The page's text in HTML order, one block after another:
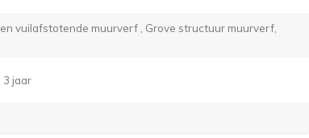
vuilafstotende muurverf , Grove structuur muurverf,
3 jaar